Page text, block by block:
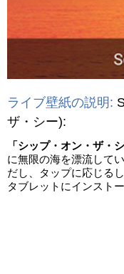
ライブ壁紙の説明:
ザ・シー):
「シップ・オン・ザ・シ
に無限の海を漂流して
だし、タップに応じる
タブレットにインスト